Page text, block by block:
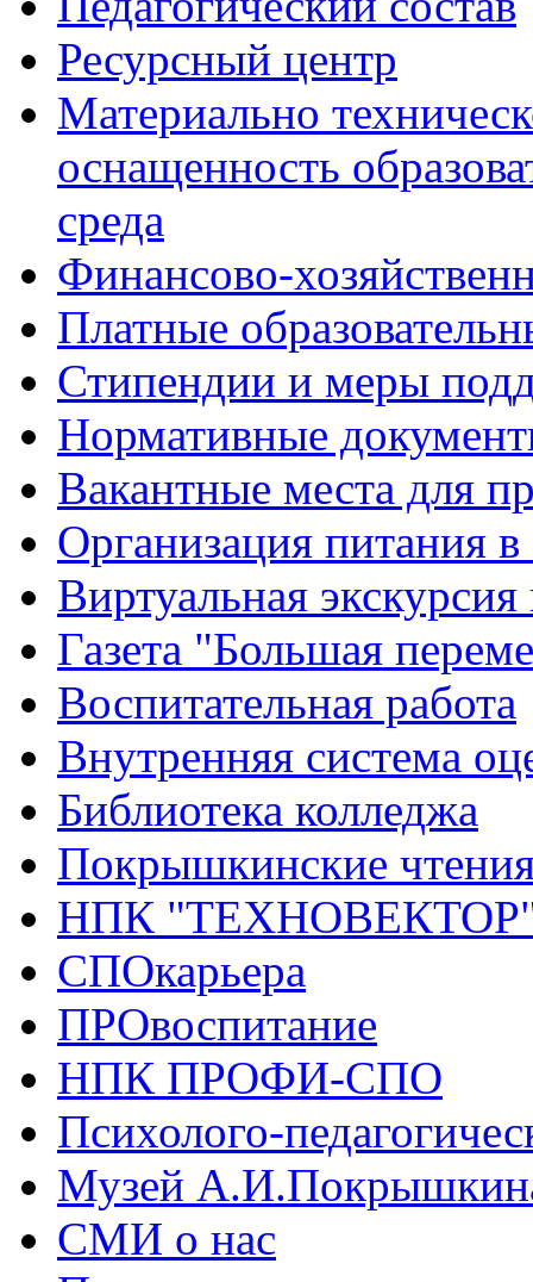
Ресурсный центр
Материально
оснащенность
среда
Финансово-
Платные
Стипендии и меры
Нормативные
Вакантные места для
Организация питания в
Виртуальная
Газета "Большая
Воспитательная работа
Внутренняя система
Библиотека колледжа
Покрышкинские
НПК
СПОкарьера
ПРОвоспитание
НПК ПРОФИ-СПО
Психолого-
Музей
СМИ о нас